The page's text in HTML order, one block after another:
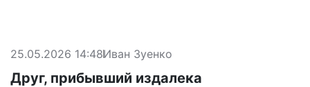
25.05.2026 14:48Иван Зуенко
Друг, прибывший издалека